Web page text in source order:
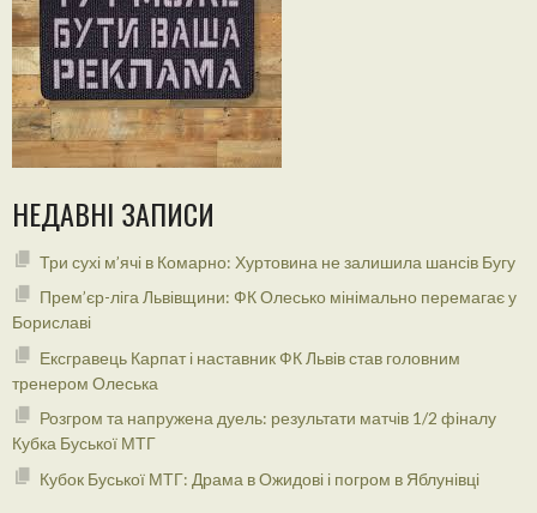
НЕДАВНІ ЗАПИСИ
Три сухі м’ячі в Комарно: Хуртовина не залишила шансів Бугу
Прем’єр-ліга Львівщини: ФК Олесько мінімально перемагає у
Бориславі
Ексгравець Карпат і наставник ФК Львів став головним
тренером Олеська
Розгром та напружена дуель: результати матчів 1/2 фіналу
Кубка Буської МТГ
Кубок Буської МТГ: Драма в Ожидові і погром в Яблунівці